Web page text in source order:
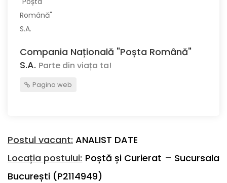
Compania Națională "Poșta Română"
S.A. Parte din viața ta!
Pagina web
Postul vacant: ANALIST DATE
Locația postului: Poștă și Curierat – Sucursala
București (P2114949)